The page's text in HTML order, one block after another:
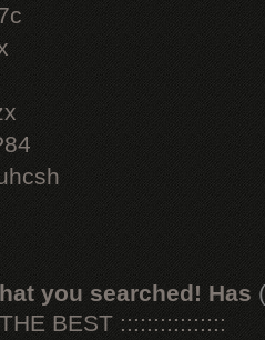
you searched! Has
BEST ::::::::::::::::